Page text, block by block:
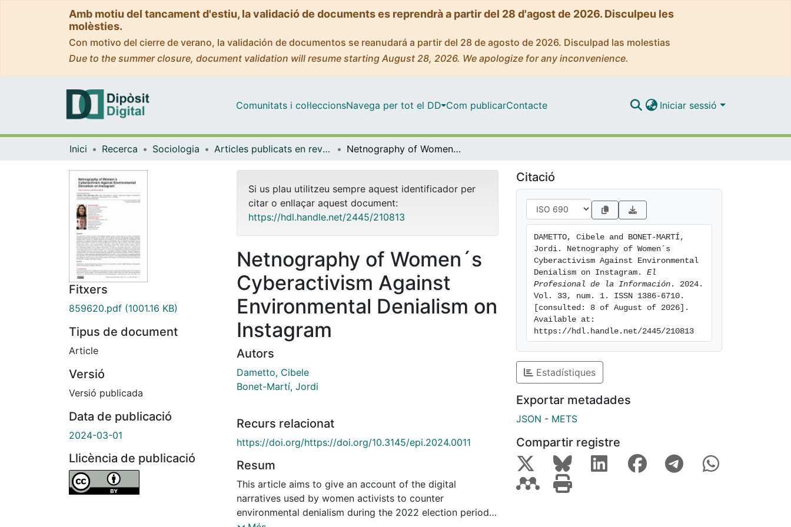
Amb motiu del tancament d'estiu, la validació de documents es reprendrà a partir del 28 d'agost de 2026. Disculpeu les
molèsties.
Con motivo del cierre de verano, la validación de documentos se reanudará a partir del 28 de agosto de 2026. Disculpad las molestias
Due to the summer closure, document validation will resume starting August 28, 2026. We apologize for any inconvenience.
Comunitats i col·leccionsNavega per tot el DD Com publicarContacte Iniciar sessió
Inici Recerca Sociologia Articles publicats en revistes (Sociologia) Netnography of Women´s Cyberactivism Against Environmental Denialism on Instagram
Fitxers
859620.pdf (1001.16 KB)
Tipus de document
Article
Versió
Versió publicada
Data de publicació
2024-03-01
Llicència de publicació
Si us plau utilitzeu sempre aquest identificador per
citar o enllaçar aquest document:
https://hdl.handle.net/2445/210813
Netnography of Women´s
Cyberactivism Against
Environmental Denialism on
Instagram
Autors
Dametto, Cibele
Bonet-Martí, Jordi
Recurs relacionat
https://doi.org/https://doi.org/10.3145/epi.2024.0011
Resum
This article aims to give an account of the digital
narratives used by women activists to counter
environmental denialism during the 2022 election period
Citació
DAMETTO, Cibele and BONET-MARTÍ,
Jordi. Netnography of Women´s
Cyberactivism Against Environmental
Denialism on Instagram. El
Profesional de la Información . 2024.
Vol. 33, num. 1. ISSN 1386-6710.
[consulted: 8 of August of 2026].
Available at:
https://hdl.handle.net/2445/210813
Estadístiques
Exportar metadades
JSON - METS
Compartir registre